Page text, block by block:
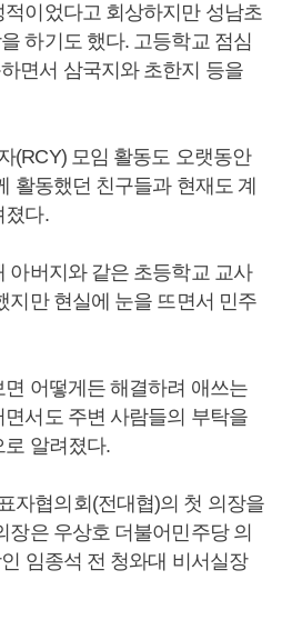
이었다고 회상하지만 성남초
하기도 했다. 고등학교 점심
면서 삼국지와 초한지 등을
(RCY) 모임 활동도 오랫동안
활동했던 친구들과 현재도 계
졌다.
아버지와 같은 초등학교 교사
지만 현실에 눈을 뜨면서 민주
어떻게든 해결하려 애쓰는
서도 주변 사람들의 부탁을
로 알려졌다.
자협의회(전대협)의 첫 의장을
장은 우상호 더불어민주당 의
임종석 전 청와대 비서실장